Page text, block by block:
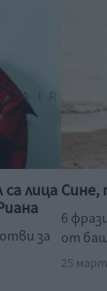
лица
за
Сине,
6
от
25